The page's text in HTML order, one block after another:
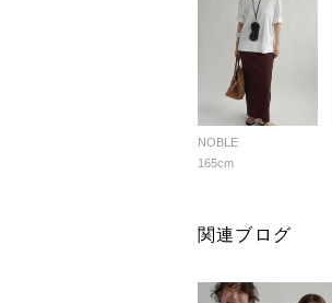
NOBLE
165cm
関連ブログ